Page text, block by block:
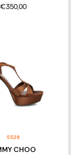
€350,00
SS26
CHOO